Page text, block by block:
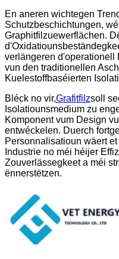
En aneren wichtegen
Schutzbeschichtungen,
Graphitfilzuewerflächen.
verlängeren d'operationell
vun den traditionellen
Kuelestoffbaséierten
Bléck no vir,Grafitfilzsoll
Isolatiounsmedium zu
Komponent vum Design
entwéckelen. Duerch
Personnalisatioun wäert
Industrie no méi héijer
Zouverlässegkeet a méi
ënnerstëtzen.